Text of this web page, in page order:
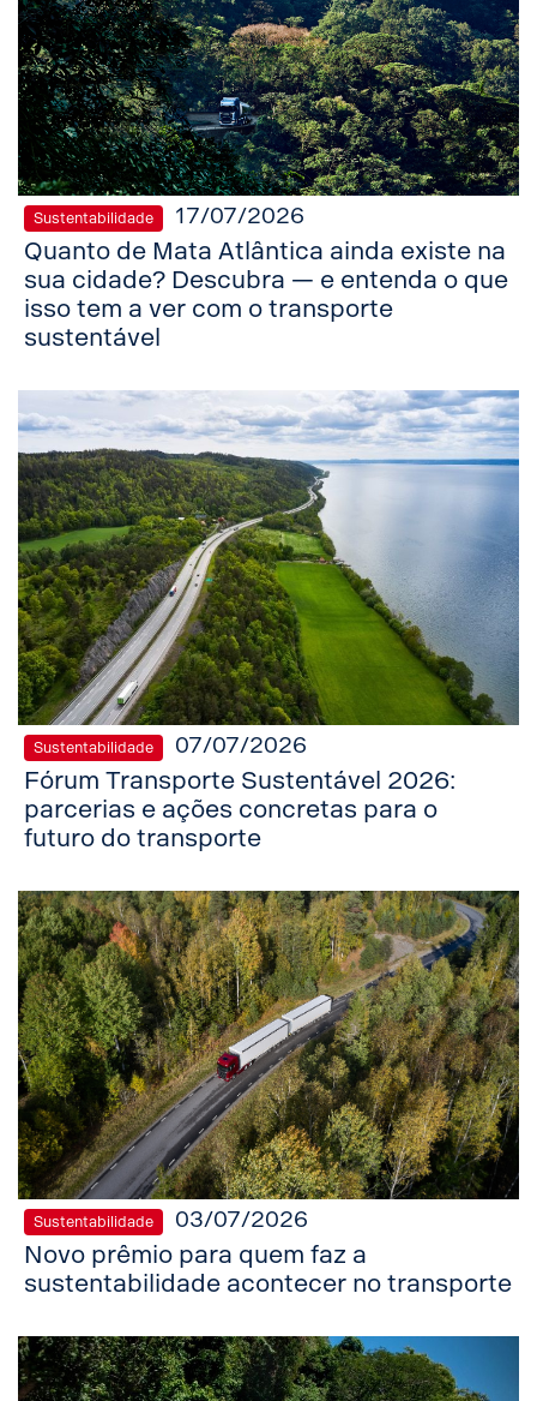
Sustentabilidade 17/07/2026
Quanto de Mata Atlântica ainda existe na
sua cidade? Descubra — e entenda o que
isso tem a ver com o transporte
sustentável
Sustentabilidade 07/07/2026
Fórum Transporte Sustentável 2026:
parcerias e ações concretas para o
futuro do transporte
Sustentabilidade 03/07/2026
Novo prêmio para quem faz a
sustentabilidade acontecer no transporte